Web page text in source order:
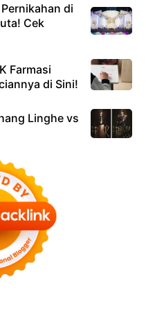
di
Cek
Farmasi
di Sini!
Linghe vs